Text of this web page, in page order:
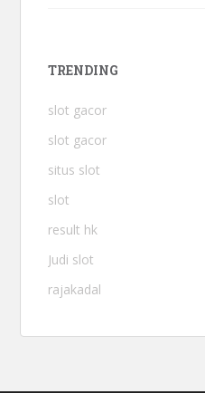
TRENDING
slot gacor
slot gacor
situs slot
slot
result hk
Judi slot
rajakadal